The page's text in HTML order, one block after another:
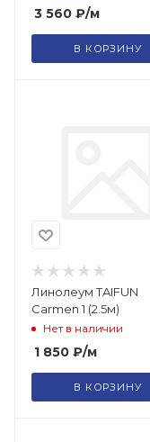
3 560 ₽/м
В КОРЗИНУ
Линолеум TAIFUN
Carmen 1 (2.5м)
Нет в наличии
1 850 ₽/м
В КОРЗИНУ